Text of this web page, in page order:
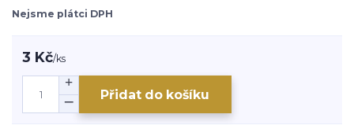
Nejsme plátci DPH
3 Kč/ks
Přidat do košíku